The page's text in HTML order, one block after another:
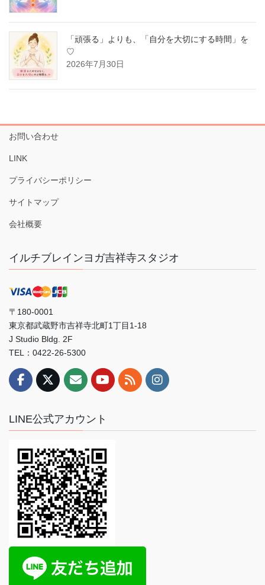
「頑張る」よりも、「自分を大切にする時間」を
♡
2026年7月30日
お問い合わせ
LINK
プライバシーポリシー
サイトマップ
会社概要
イルチブレインヨガ吉祥寺スタジオ
〒180-0001
東京都武蔵野市吉祥寺北町1丁目1-18
J Studio Bldg. 2F
TEL：0422-26-5300
LINE公式アカウント